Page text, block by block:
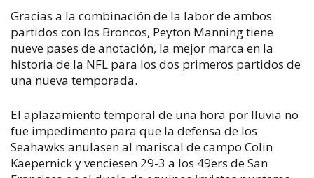
Gracias a la combinación de la labor de ambos
partidos con los Broncos, Peyton Manning tiene
nueve pases de anotación, la mejor marca en la
historia de la NFL para los dos primeros partidos de
una nueva temporada.
El aplazamiento temporal de una hora por lluvia no
fue impedimento para que la defensa de los
Seahawks anulasen al mariscal de campo Colin
Kaepernick y venciesen 29-3 a los 49ers de San